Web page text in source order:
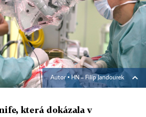
Autor ▪ HN – Filip Jandourek
která dokázala v